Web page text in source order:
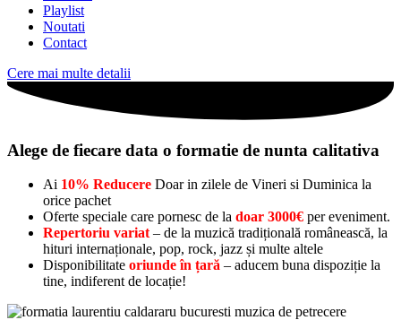
Playlist
Noutati
Contact
Cere mai multe detalii
Alege de fiecare data o formatie de nunta calitativa
Ai 10% Reducere Doar in zilele de Vineri si Duminica la
orice pachet
Oferte speciale care pornesc de la doar 3000€ per eveniment.
Repertoriu variat– de la muzică tradițională românească, la
hituri internaționale, pop, rock, jazz și multe altele
Disponibilitate oriunde în țară – aducem buna dispoziție la
tine, indiferent de locație!